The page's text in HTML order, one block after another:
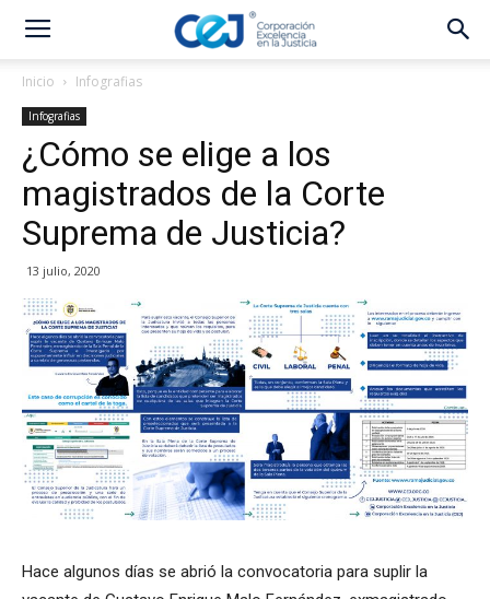
Inicio Infografias
Infografias
¿Cómo se elige a los
magistrados de la Corte
Suprema de Justicia?
13 julio, 2020
Hace algunos días se abrió la convocatoria para suplir la